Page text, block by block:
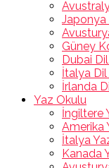
Japonya
Güney
Dubai
İtalya
İrlanda
Yaz Okulu
İngiltere
Amerika
İtalya
Kanada